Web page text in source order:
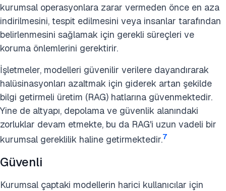
kurumsal operasyonlara zarar vermeden önce en aza
indirilmesini, tespit edilmesini veya insanlar tarafından
belirlenmesini sağlamak için gerekli süreçleri ve
koruma önlemlerini gerektirir.
İşletmeler, modelleri güvenilir verilere dayandırarak
halüsinasyonları azaltmak için giderek artan şekilde
bilgi getirmeli üretim (RAG) hatlarına güvenmektedir.
Yine de altyapı, depolama ve güvenlik alanındaki
zorluklar devam etmekte, bu da RAG'i uzun vadeli bir
kurumsal gereklilik haline getirmektedir.7
Güvenli
Kurumsal çaptaki modellerin harici kullanıcılar için